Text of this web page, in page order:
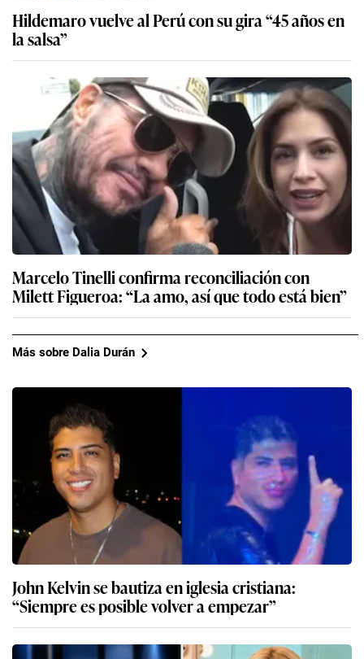
Hildemaro vuelve al Perú con su gira “45 años en
la salsa”
Marcelo Tinelli confirma reconciliación con
Milett Figueroa: “La amo, así que todo está bien”
Más sobre Dalia Durán
John Kelvin se bautiza en iglesia cristiana:
“Siempre es posible volver a empezar”